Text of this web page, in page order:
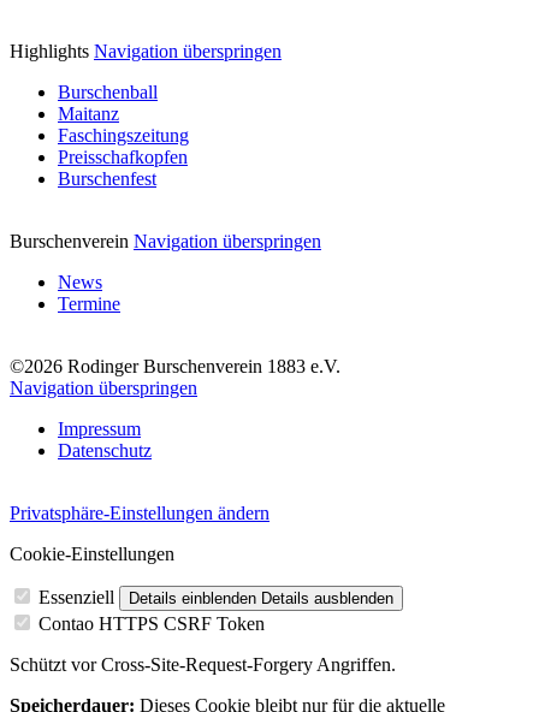
Highlights Navigation überspringen
Burschenball
Maitanz
Faschingszeitung
Preisschafkopfen
Burschenfest
Burschenverein Navigation überspringen
News
Termine
©2026 Rodinger Burschenverein 1883 e.V.
Navigation überspringen
Impressum
Datenschutz
Privatsphäre-Einstellungen ändern
Cookie-Einstellungen
Essenziell Details einblenden Details ausblenden
Contao HTTPS CSRF Token
Schützt vor Cross-Site-Request-Forgery Angriffen.
Speicherdauer: Dieses Cookie bleibt nur für die aktuelle